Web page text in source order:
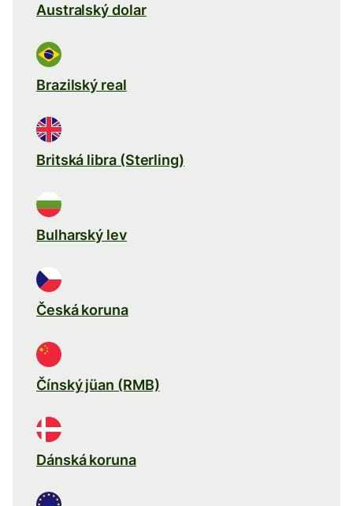
Australský dolar
Brazilský real
Britská libra (Sterling)
Bulharský lev
Česká koruna
Čínský jüan (RMB)
Dánská koruna